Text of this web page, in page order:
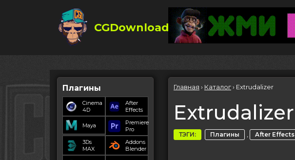
CGDownload
Плагины
Cinema
4D
After
Effects
Maya
Premiere
Pro
3Ds
MAX
Addons
Blender
Главная › Каталог› Extrudalizer
Extrudalizer
ТЭГИ: Плагины , After Effects